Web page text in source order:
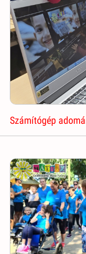
Számítógép